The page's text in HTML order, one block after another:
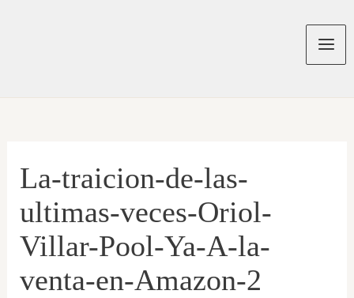
La-traicion-de-las-
ultimas-veces-Oriol-
Villar-Pool-Ya-A-la-
venta-en-Amazon-2